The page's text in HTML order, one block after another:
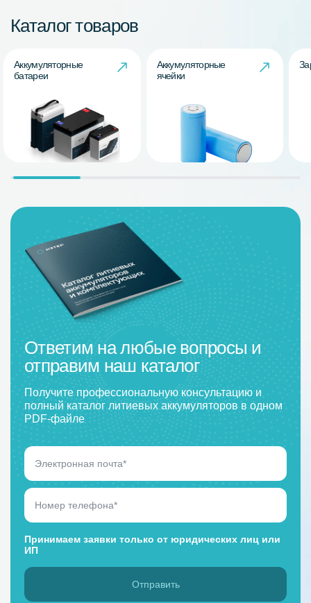
Каталог товаров
Аккумуляторные
батареи
Аккумуляторные
ячейки
Ответим на любые вопросы и
отправим наш каталог
Получите профессиональную консультацию и
полный каталог литиевых аккумуляторов в одном
PDF-файле
Принимаем заявки только от юридических лиц или
ИП